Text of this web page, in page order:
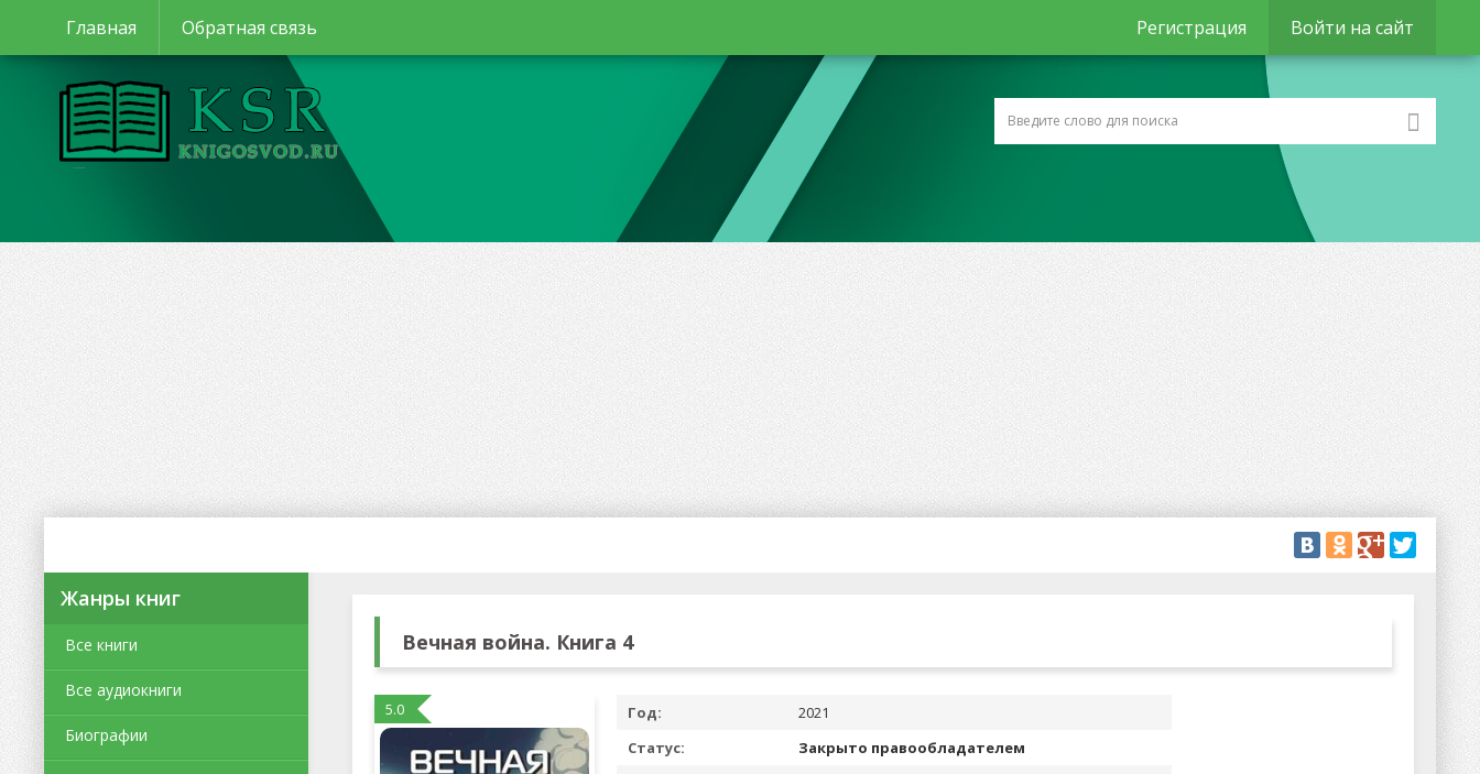
Главная Обратная связь Регистрация Войти на сайт
Жанры книг
Все книги
Все аудиокниги
Биографии
Вечная война. Книга 4
5.0 Год:
2021
Статус:
Закрыто правообладателем